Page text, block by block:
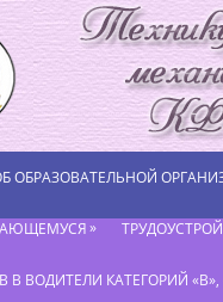
ОБРАЗОВАТЕЛЬНОЙ
»
ВОДИТЕЛИ КАТЕГОРИЙ «В»,